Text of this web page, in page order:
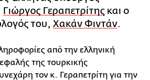
Γιώργος Γεραπετρίτης και ο
του, Χακάν Φιντάν.
από την ελληνική
της τουρκικής
τον κ. Γεραπετρίτη για την